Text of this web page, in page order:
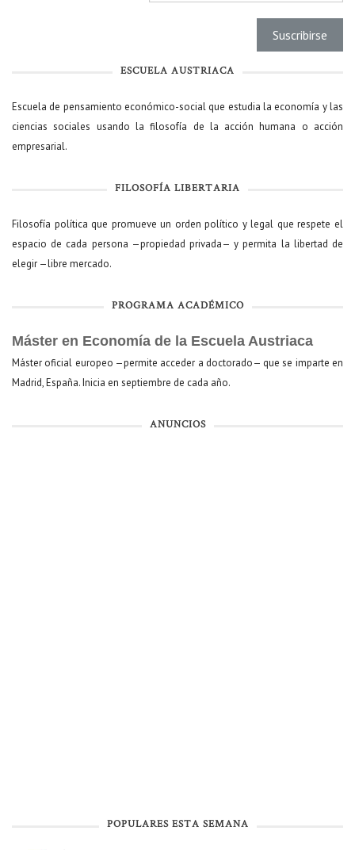
ESCUELA AUSTRIACA
Escuela de pensamiento económico-social que estudia la economía y las
ciencias sociales usando la filosofía de la acción humana o acción
empresarial.
FILOSOFÍA LIBERTARIA
Filosofía política que promueve un orden político y legal que respete el
espacio de cada persona —propiedad privada— y permita la libertad de
elegir —libre mercado.
PROGRAMA ACADÉMICO
Máster en Economía de la Escuela Austriaca
Máster oficial europeo —permite acceder a doctorado— que se imparte en
Madrid, España. Inicia en septiembre de cada año.
ANUNCIOS
POPULARES ESTA SEMANA